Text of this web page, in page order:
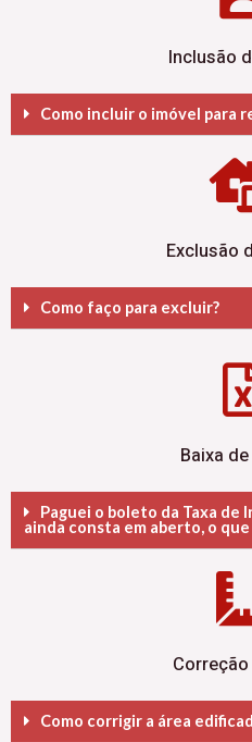
Inclusão
Como incluir o imóvel para
Exclusão
Como faço para excluir?
Baixa
Paguei o boleto da Taxa de
ainda consta em aberto, o
Como corrigir a área